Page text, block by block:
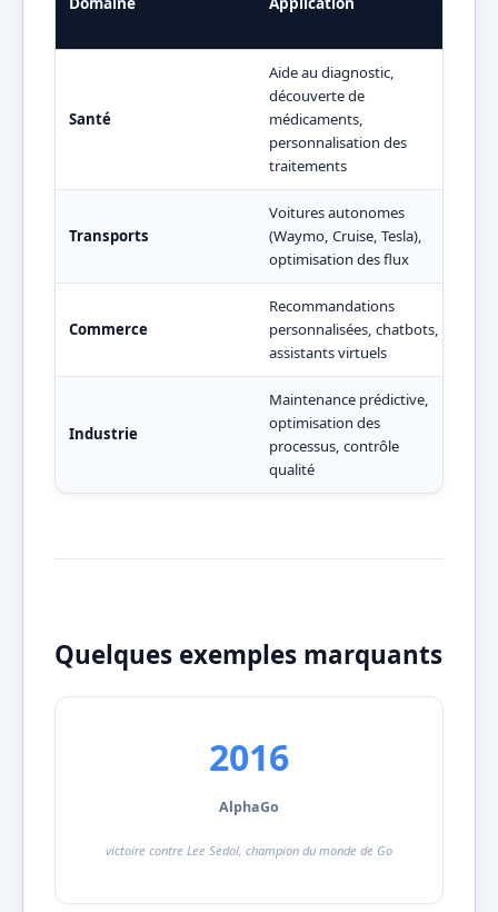
Santé
Aide au diagnostic,
découverte de
médicaments,
personnalisation des
traitements
Transports
Voitures autonomes
(Waymo, Cruise, Tesla),
optimisation des flux
Commerce
Recommandations
personnalisées, chatbots,
assistants virtuels
Industrie
Maintenance prédictive,
optimisation des
processus, contrôle
qualité
Quelques exemples marquants
2016
AlphaGo
victoire contre Lee Sedol, champion du monde de Go